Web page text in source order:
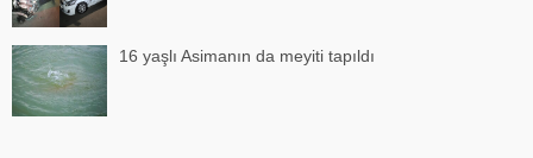
16 yaşlı Asimanın da meyiti tapıldı